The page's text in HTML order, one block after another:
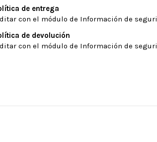
de entrega
con el módulo de Información de
de devolución
con el módulo de Información de